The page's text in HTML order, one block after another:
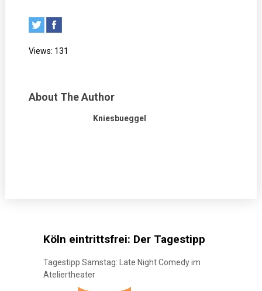
Views: 131
About The Author
Kniesbueggel
Köln eintrittsfrei: Der Tagestipp
Tagestipp Samstag: Late Night Comedy im
Ateliertheater